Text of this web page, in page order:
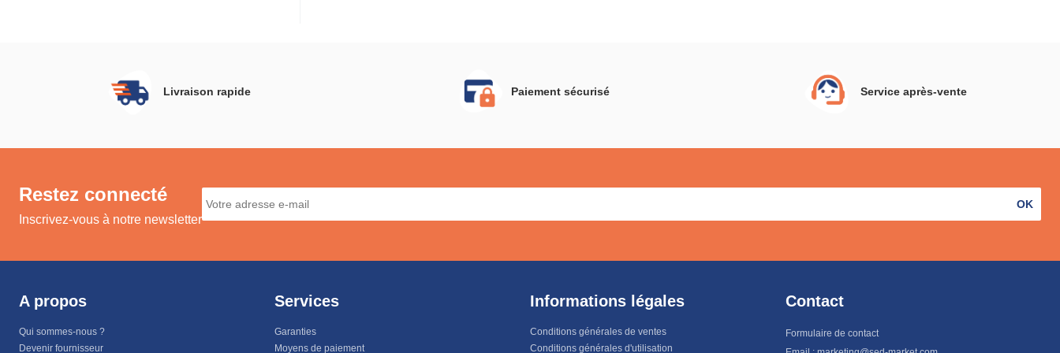
Livraison rapide Paiement sécurisé Service après-vente
Restez connecté
Inscrivez-vous à notre newsletter
OK
A propos
Qui sommes-nous ?
Devenir fournisseur
Services
Garanties
Moyens de paiement
Informations légales
Conditions générales de ventes
Conditions générales d'utilisation
Contact
Formulaire de contact